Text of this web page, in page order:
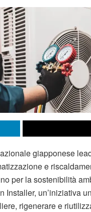
giapponese
e
per la sostenibilità
Installer, un’iniziativa
rigenerare e